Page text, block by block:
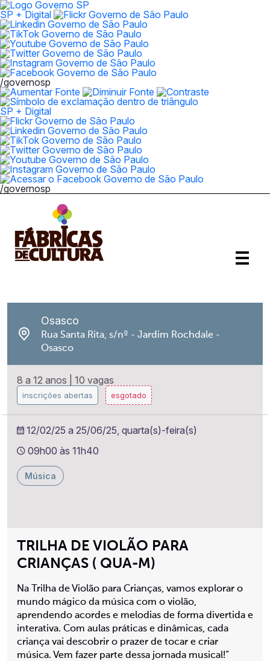
SP + Digital
/governosp
SP + Digital
/governosp
TRILHA DE VIOLÃO PARA
CRIANÇAS ( QUA-M)
Na Trilha de Violão para Crianças, vamos explorar o
mundo mágico da música com o violão,
aprendendo acordes e melodias de forma divertida e
interativa. Com aulas práticas e dinâmicas, cada
criança vai descobrir o prazer de tocar e criar
música. Vem fazer parte dessa jornada musical!”
Osasco
Rua Santa Rita, s/nº - Jardim Rochdale -
Osasco
8 a 12 anos 10 vagas
inscrições abertas esgotado
12/02/25 a 25/06/25, quarta(s)-feira(s)
09h00 às 11h40
Música